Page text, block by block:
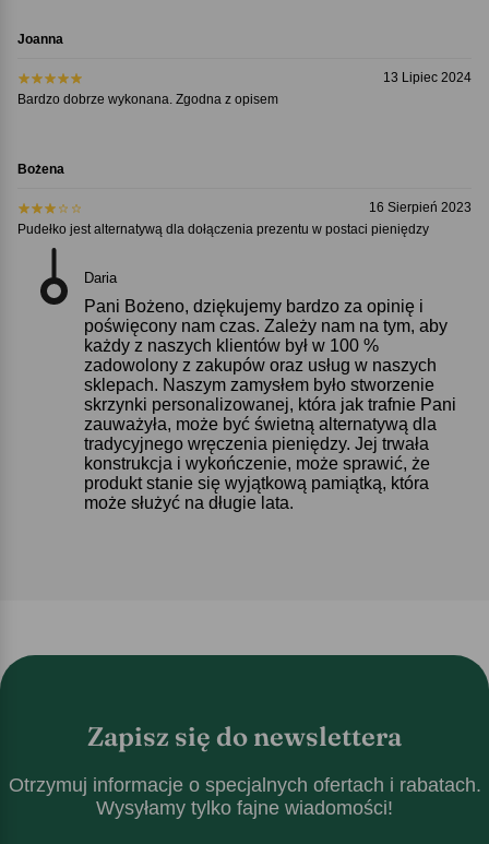
Joanna
13 Lipiec 2024
Bardzo dobrze wykonana. Zgodna z opisem
Bożena
16 Sierpień 2023
Pudełko jest alternatywą dla dołączenia prezentu w postaci pieniędzy
Daria
Pani Bożeno, dziękujemy bardzo za opinię i
poświęcony nam czas. Zależy nam na tym, aby
każdy z naszych klientów był w 100 %
zadowolony z zakupów oraz usług w naszych
sklepach. Naszym zamysłem było stworzenie
skrzynki personalizowanej, która jak trafnie Pani
zauważyła, może być świetną alternatywą dla
tradycyjnego wręczenia pieniędzy. Jej trwała
konstrukcja i wykończenie, może sprawić, że
produkt stanie się wyjątkową pamiątką, która
może służyć na długie lata.
Zapisz się do newslettera
Otrzymuj informacje o specjalnych ofertach i rabatach.
Wysyłamy tylko fajne wiadomości!